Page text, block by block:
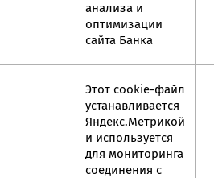
анализа и
оптимизации
сайта Банка
Этот cookie-файл
устанавливается
Яндекс.Метрикой
и используется
для мониторинга
соединения с